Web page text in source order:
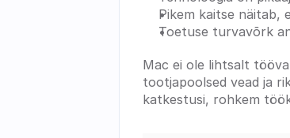
Pikem kaitse näitab,
Toetuse turvavõrk
Mac ei ole lihtsalt
tootjapoolsed vead ja
katkestusi, rohkem